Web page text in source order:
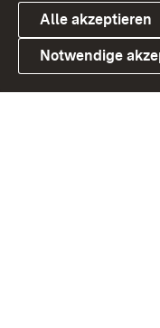
Link zum
Alle akzeptieren
Notwendige